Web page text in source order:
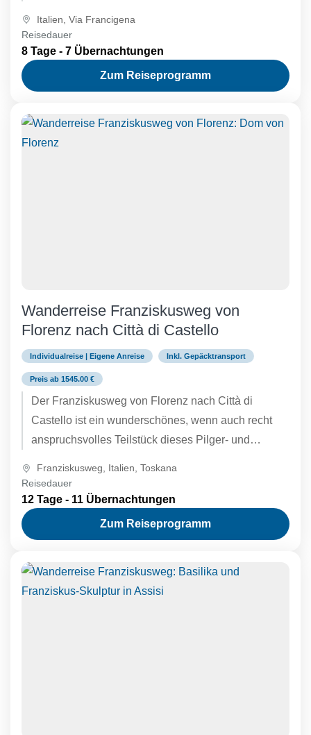
Italien Via Francigena
Reisedauer
8 Tage - 7 Übernachtungen
Zum Reiseprogramm
Wanderreise Franziskusweg von
Florenz nach Città di Castello
Individualreise | Eigene Anreise Inkl. Gepäcktransport
Preis ab 1545.00 €
Der Franziskusweg von Florenz nach Città di
Castello ist ein wunderschönes, wenn auch recht
anspruchsvolles Teilstück dieses Pilger- und
Franziskusweg, Italien, Toskana
Reisedauer
12 Tage - 11 Übernachtungen
Zum Reiseprogramm